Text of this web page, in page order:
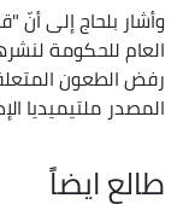
وأشار بلحاج إلى أنّ
العام للحكومة
رفض الطعون
المصدرملتيميديا
طالع ايضاً